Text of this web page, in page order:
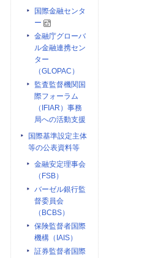
国際金融センタ
ー
金融庁グローバ
ル金融連携セン
ター
（GLOPAC）
監査監督機関国
際フォーラム
（IFIAR）事務
局への活動支援
国際基準設定主体
等の公表資料等
金融安定理事会
（FSB）
バーゼル銀行監
督委員会
（BCBS）
保険監督者国際
機構（IAIS）
証券監督者国際